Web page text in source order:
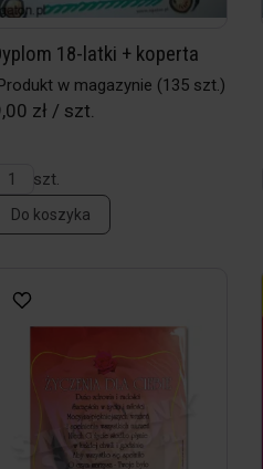
18-latki + koperta
w magazynie (135 szt.)
zł / szt.
szt.
Do koszyka